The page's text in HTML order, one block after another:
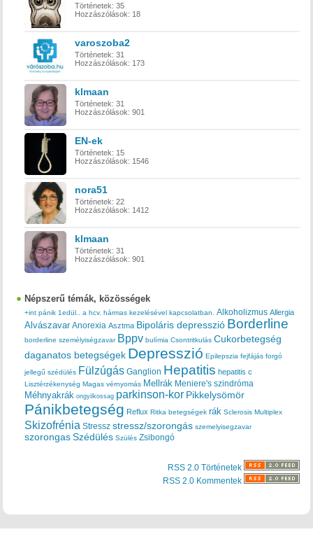
Történetek: 35
Hozzászólások: 18
varoszoba2
Történetek: 31
Hozzászólások: 173
klmaan
Történetek: 31
Hozzászólások: 901
EN-ek
Történetek: 15
Hozzászólások: 1546
nora51
Történetek: 22
Hozzászólások: 1412
klmaan
Történetek: 31
Hozzászólások: 901
Népszerű témák, közösségek
+int pánik 1edül.. a hcv. hármas kezelésével kapcsolatban. Alkoholizmus Allergia
Alvászavar Anorexia Asztma Bipoláris depresszió Borderline
borderline személyiségzavar Bppv bulímia Csontritkulás Cukorbetegség
daganatos betegségek Depresszió Epilepszia fejfájás forgó
jellegű szédülés Fülzúgás Ganglion Hepatitis hepatitis c
Lisztérzékenység Magas vérnyomás Mellrák Meniere's szindróma
Méhnyakrák ongyilkossag parkinson-kor Pikkelysömör
Pánikbetegség Reflux Ritka betegségek rák Sclerosis Multiplex
Skizofrénia Stressz stressz/szorongás szemelyisegzavar
szorongas Szédülés Szülés Zsibongó
RSS 2.0 Történetek
RSS 2.0 Kommentek